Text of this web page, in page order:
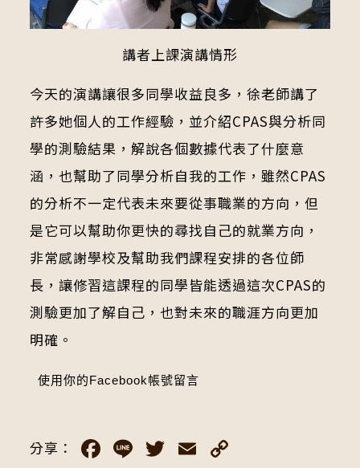
講者上課演講情形
今天的演講讓很多同學收益良多，徐老師講了
許多她個人的工作經驗，並介紹CPAS與分析同
學的測驗結果，解說各個數據代表了什麼意
涵，也幫助了同學分析自我的工作，雖然CPAS
的分析不一定代表未來要從事職業的方向，但
是它可以幫助你更快的尋找自己的就業方向，
非常感謝學校及幫助我們課程安排的各位師
長，讓修習這課程的同學皆能透過這次CPAS的
測驗更加了解自己，也對未來的職涯方向更加
明確。
使用你的Facebook帳號留言
分享： Facebook
LineTwitter
Email